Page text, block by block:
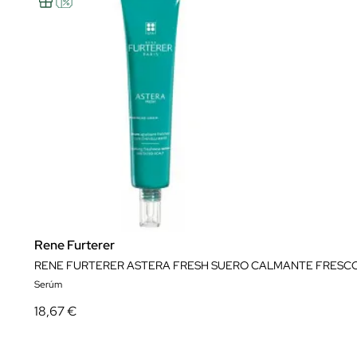
Rene Furterer
RENE FURTERER ASTERA FRESH SUERO CALMANTE
Serúm
18,67 €